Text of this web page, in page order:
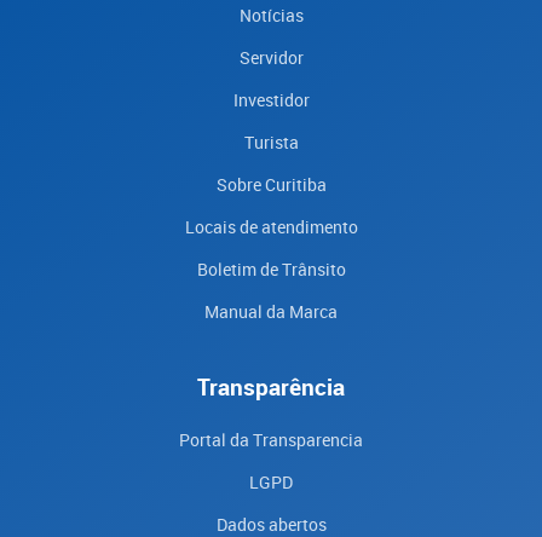
Notícias
Servidor
Investidor
Turista
Sobre Curitiba
Locais de atendimento
Boletim de Trânsito
Manual da Marca
Transparência
Portal da Transparencia
LGPD
Dados abertos